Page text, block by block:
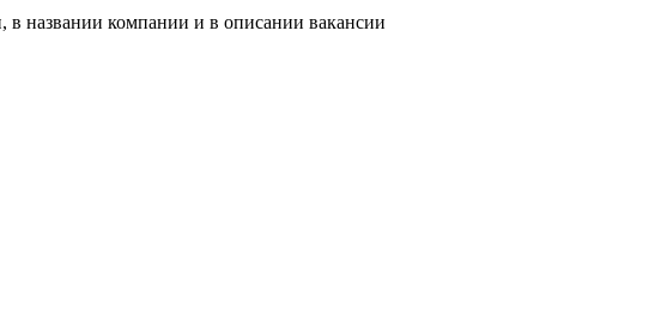
в названии компании и в описании вакансии